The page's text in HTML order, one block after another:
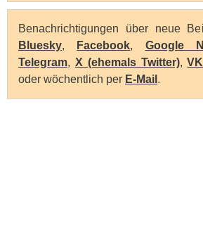
Benachrichtigungen über neue
Bluesky, Facebook, Google
Telegram, X (ehemals Twitter),VK
oder wöchentlich per E-Mail .